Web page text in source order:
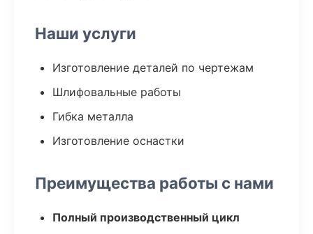
Наши услуги
Изготовление деталей по чертежам
Шлифовальные работы
Гибка металла
Изготовление оснастки
Преимущества работы с нами
Полный производственный цикл